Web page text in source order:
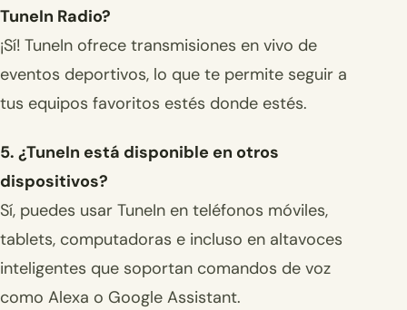
TuneIn Radio?
¡Sí! TuneIn ofrece transmisiones en vivo de
eventos deportivos, lo que te permite seguir a
tus equipos favoritos estés donde estés.
5. ¿TuneIn está disponible en otros
dispositivos?
Sí, puedes usar TuneIn en teléfonos móviles,
tablets, computadoras e incluso en altavoces
inteligentes que soportan comandos de voz
como Alexa o Google Assistant.